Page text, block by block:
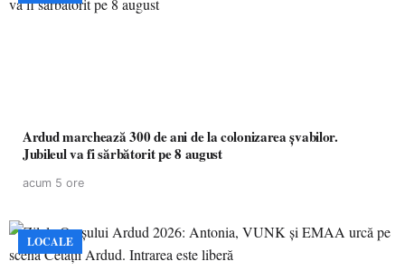
Ardud marchează 300 de ani de la colonizarea șvabilor.
Jubileul va fi sărbătorit pe 8 august
acum 5 ore
LOCALE